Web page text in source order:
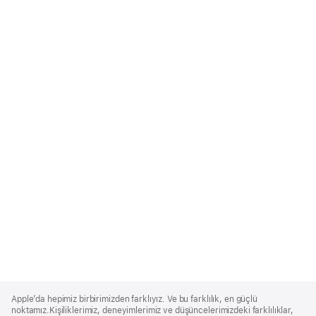
Footer
Apple’da hepimiz birbirimizden farklıyız. Ve bu farklılık, en güçlü
noktamız.Kişiliklerimiz, deneyimlerimiz ve düşüncelerimizdeki farklılıklar,